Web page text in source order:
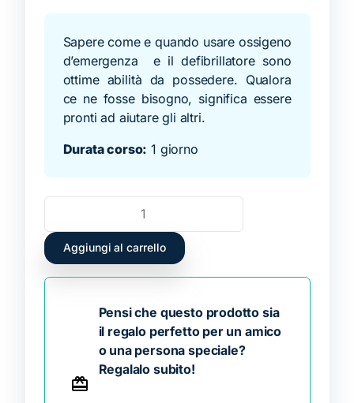
Sapere come e quando usare ossigeno
d’emergenza e il defibrillatore sono
ottime abilità da possedere. Qualora
ce ne fosse bisogno, significa essere
pronti ad aiutare gli altri.
Durata corso: 1 giorno
Aggiungi al carrello
Pensi che questo prodotto sia
il regalo perfetto per un amico
o una persona speciale?
Regalalo subito!